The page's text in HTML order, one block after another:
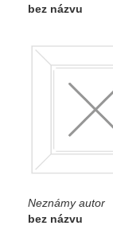
bez názvu
Neznámy autor
bez názvu